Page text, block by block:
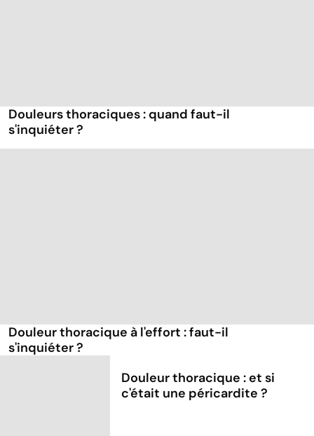
Douleurs thoraciques : quand faut-il
s'inquiéter ?
Douleur thoracique à l'effort : faut-il
s'inquiéter ?
Douleur thoracique : et si
c'était une péricardite ?